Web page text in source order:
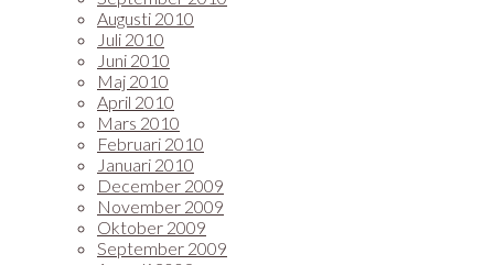
Augusti 2010
Juli 2010
Juni 2010
Maj 2010
April 2010
Mars 2010
Februari 2010
Januari 2010
December 2009
November 2009
Oktober 2009
September 2009